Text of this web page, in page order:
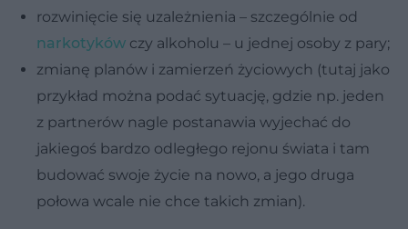
rozwinięcie się uzależnienia – szczególnie od
narkotyków czy alkoholu – u jednej osoby z pary;
zmianę planów i zamierzeń życiowych (tutaj jako
przykład można podać sytuację, gdzie np. jeden
z partnerów nagle postanawia wyjechać do
jakiegoś bardzo odległego rejonu świata i tam
budować swoje życie na nowo, a jego druga
połowa wcale nie chce takich zmian).